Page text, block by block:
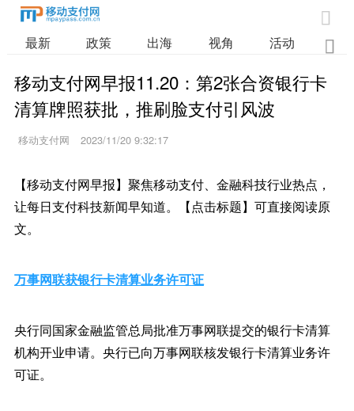

最新 政策 出海 视角 活动 业

移动支付网早报11.20：第2张合资银行卡
清算牌照获批，推刷脸支付引风波
移动支付网 2023/11/20 9:32:17
【移动支付网早报】聚焦移动支付、金融科技行业热点，
让每日支付科技新闻早知道。【点击标题】可直接阅读原
文。
万事网联获银行卡清算业务许可证
央行同国家金融监管总局批准万事网联提交的银行卡清算
机构开业申请。央行已向万事网联核发银行卡清算业务许
可证。